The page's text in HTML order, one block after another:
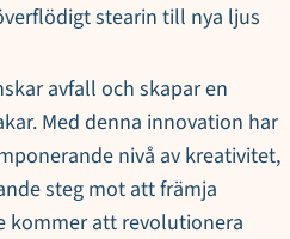
stearin till nya ljus
avfall och skapar en
Med denna innovation har
nivå av kreativitet,
steg mot att främja
kommer att revolutionera